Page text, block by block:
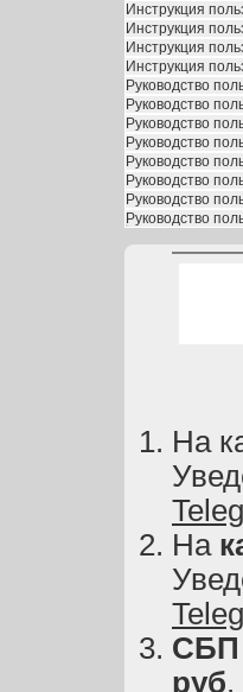
Инструкция
Инструкция
Инструкция
Инструкция
Руководство
Руководство
Руководство
Руководство
Руководство
Руководство
Руководство
Руководство
На
На
СБП
руб.